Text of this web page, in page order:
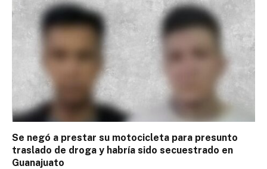
Se negó a prestar su motocicleta para presunto
traslado de droga y habría sido secuestrado en
Guanajuato